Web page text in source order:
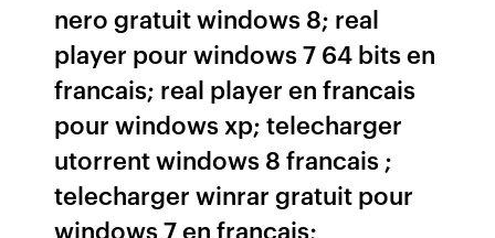
nero gratuit windows 8; real
player pour windows 7 64 bits en
francais; real player en francais
pour windows xp; telecharger
utorrent windows 8 francais ;
telecharger winrar gratuit pour
windows 7 en francais;